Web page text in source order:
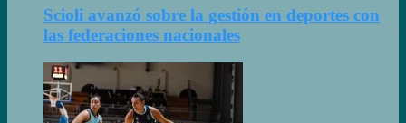
Scioli avanzó sobre la gestión en deportes con
las federaciones nacionales